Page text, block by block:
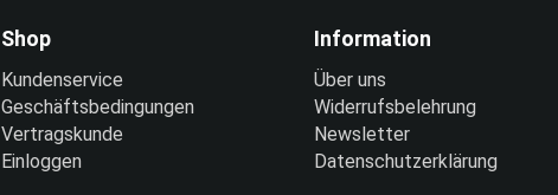
Shop
Kundenservice
Geschäftsbedingungen
Vertragskunde
Einloggen
Information
Über uns
Widerrufsbelehrung
Newsletter
Datenschutzerklärung